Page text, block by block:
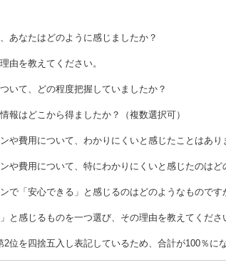
あなたはどのように感じましたか？
由を教えてください。
いて、どの程度把握していましたか？
報はどこから得ましたか？（複数選択可）
や費用について、わかりにくいと感じたことはあり
や費用について、特にわかりにくいと感じたのはど
で「安心できる」と感じるのはどのようなものです
と感じるものを一つ選び、その理由を教えてくださ
位を四捨五入し表記しているため、合計が100％に